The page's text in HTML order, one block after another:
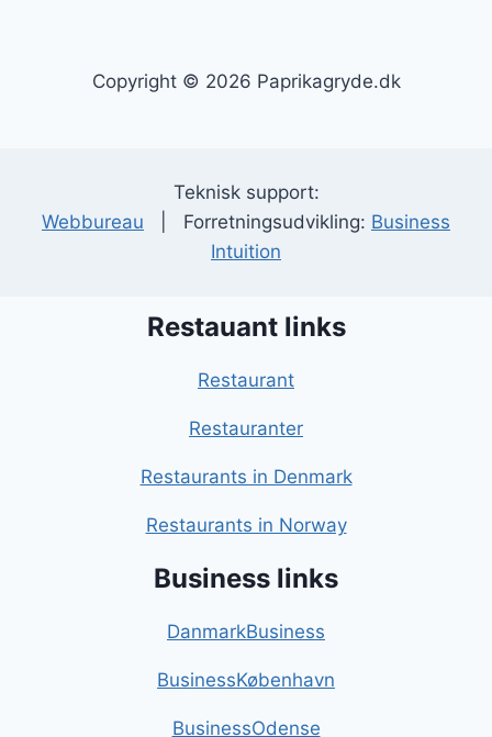
Copyright © 2026 Paprikagryde.dk
Teknisk support:
Webbureau | Forretningsudvikling: Business
Intuition
Restauant links
Restaurant
Restauranter
Restaurants in Denmark
Restaurants in Norway
Business links
DanmarkBusiness
BusinessKøbenhavn
BusinessOdense